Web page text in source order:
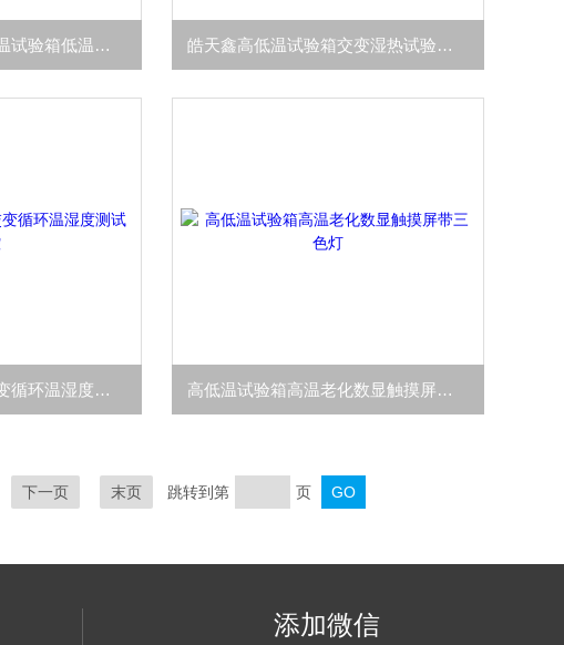
湿热交变试验机高低温试验箱低温负载试验 皓天鑫高低温试验箱交变湿热试验机散热产品
高低温湿热试验箱交变循环温湿度测试可控 高低温试验箱高温老化数显触摸屏带三色灯
下一页 末页 跳转到第 页
添加微信